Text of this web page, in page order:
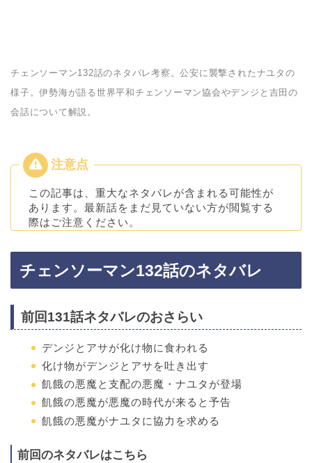
チェンソーマン132話のネタバレ考察。公安に襲撃されたナユタの
様子。伊勢海が語る世界平和チェンソーマン協会やデンジと吉田の
会話について解説。
この記事は、重大なネタバレが含まれる可能性が
あります。最新話をまだ見ていない方が閲覧する
際はご注意ください。
チェンソーマン132話のネタバレ
前回131話ネタバレのおさらい
デンジとアサが化け物に食われる
化け物がデンジとアサを吐き出す
飢餓の悪魔と支配の悪魔・ナユタが登場
飢餓の悪魔が悪魔の時代が来ると予告
飢餓の悪魔がナユタに協力を求める
前回のネタバレはこちら